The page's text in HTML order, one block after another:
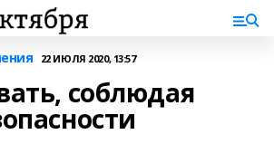
22 ИЮЛЯ 2020, 13:57
соблюдая